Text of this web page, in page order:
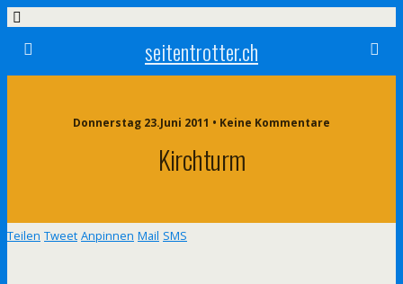
seitentrotter.ch
Donnerstag 23.Juni 2011 • Keine Kommentare
Kirchturm
Teilen Tweet Anpinnen Mail SMS